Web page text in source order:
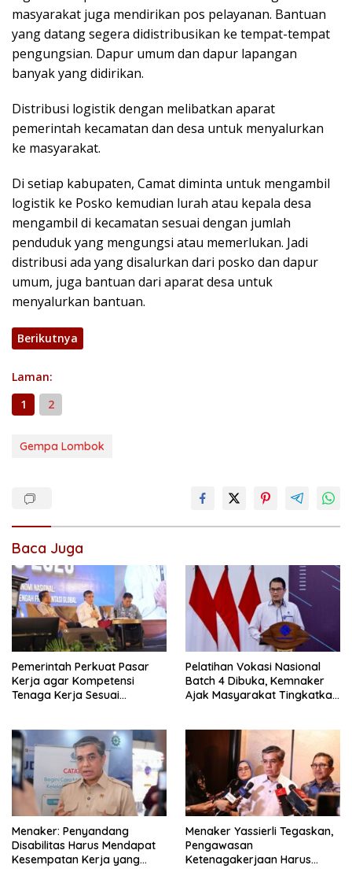
masyarakat juga mendirikan pos pelayanan. Bantuan
yang datang segera didistribusikan ke tempat-tempat
pengungsian. Dapur umum dan dapur lapangan
banyak yang didirikan.
Distribusi logistik dengan melibatkan aparat
pemerintah kecamatan dan desa untuk menyalurkan
ke masyarakat.
Di setiap kabupaten, Camat diminta untuk mengambil
logistik ke Posko kemudian lurah atau kepala desa
mengambil di kecamatan sesuai dengan jumlah
penduduk yang mengungsi atau memerlukan. Jadi
distribusi ada yang disalurkan dari posko dan dapur
umum, juga bantuan dari aparat desa untuk
menyalurkan bantuan.
Berikutnya
Laman:
1
2
Gempa Lombok
Baca Juga
Pemerintah Perkuat Pasar
Kerja agar Kompetensi
Tenaga Kerja Sesuai
Pelatihan Vokasi Nasional
Batch 4 Dibuka, Kemnaker
Ajak Masyarakat Tingkatkan
Menaker: Penyandang
Disabilitas Harus Mendapat
Kesempatan Kerja yang
Menaker Yassierli Tegaskan,
Pengawasan
Ketenagakerjaan Harus